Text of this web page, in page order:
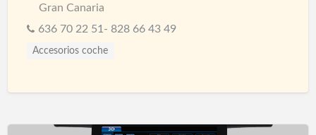
Gran Canaria
636 70 22 51- 828 66 43 49
Accesorios coche